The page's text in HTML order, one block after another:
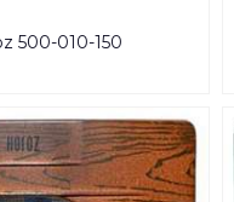
500-010-150